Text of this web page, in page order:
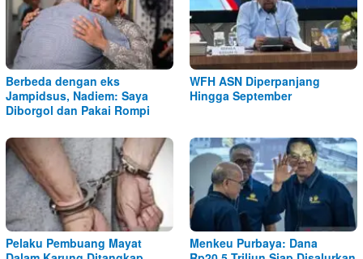
Berbeda dengan eks
Jampidsus, Nadiem: Saya
Diborgol dan Pakai Rompi
WFH ASN Diperpanjang
Hingga September
Pelaku Pembuang Mayat
Menkeu Purbaya: Dana